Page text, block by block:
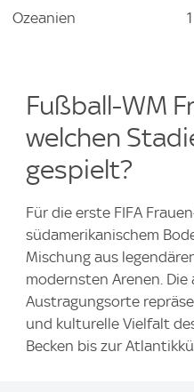
Ozeanien 1
Fußball-WM
welchen
gespielt?
Für die erste FIFA
südamerikanischem
Mischung aus
modernsten Arenen.
Austragungsorte
und kulturelle Vielfalt
Becken bis zur